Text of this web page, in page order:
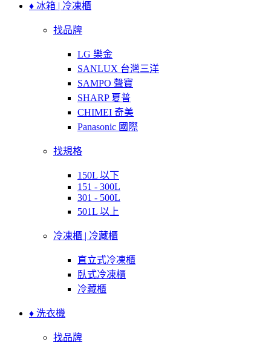
♦ 冰箱 | 冷凍櫃
找品牌
LG 樂金
SANLUX 台灣三洋
SAMPO 聲寶
SHARP 夏普
CHIMEI 奇美
Panasonic 國際
找規格
150L 以下
151 - 300L
301 - 500L
501L 以上
冷凍櫃 | 冷藏櫃
直立式冷凍櫃
臥式冷凍櫃
冷藏櫃
♦ 洗衣機
找品牌